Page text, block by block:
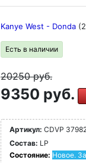
Kanye West - Donda
Есть в наличии
20250руб.
9350 руб.
Артикул: CDVP
Состав: LP
Состояние: Новое.